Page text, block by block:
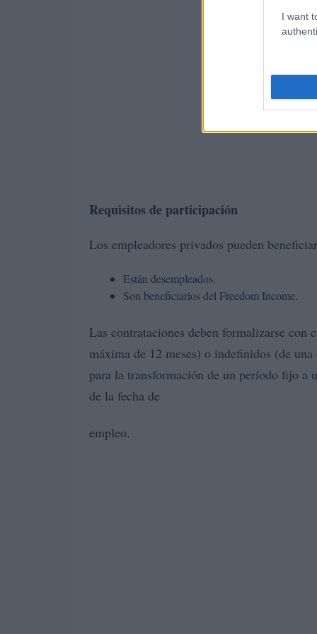
I want
Requisitos de participación
Los empleadores privados pueden
Están desempleados.
Son beneficiarios del Freedom Income.
Las contrataciones deben formalizarse con
máxima de 12 meses) o indefinidos (de
para la transformación de un período fijo a
de la fecha de
empleo.